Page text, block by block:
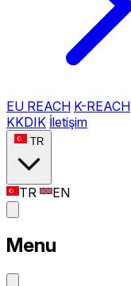
EU REACH K-REACH
KKDIK İletişim
TR
TR EN
Menu